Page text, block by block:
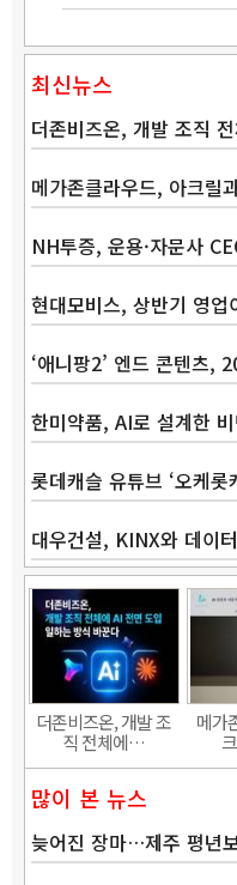
최신뉴스
더존비즈온, 개발 조직
메가존클라우드, 아크릴
NH투증, 운용·자문사
현대모비스, 상반기 영
‘애니팡2’ 엔드 콘텐츠,
한미약품, AI로 설계한
롯데캐슬 유튜브 ‘오케
대우건설, KINX와 데이
더존비즈온, 개발 조
직 전체에…
메가
많이 본 뉴스
늦어진 장마…제주 평년